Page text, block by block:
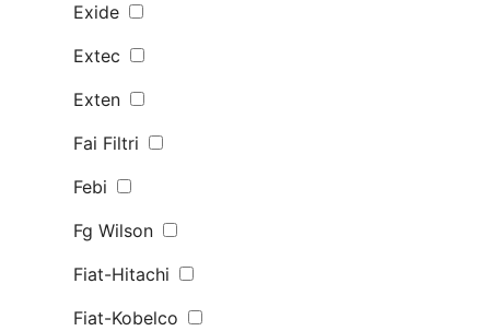
Exide
Extec
Exten
Fai Filtri
Febi
Fg Wilson
Fiat-Hitachi
Fiat-Kobelco